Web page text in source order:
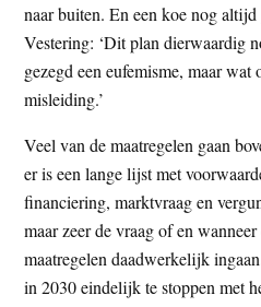
naar buiten. En een koe nog
Vestering: ‘Dit plan dierwaardig
gezegd een eufemisme, maar wat
misleiding.’
Veel van de maatregelen gaan
er is een lange lijst met
financiering, marktvraag en
maar zeer de vraag of en
maatregelen daadwerkelijk
in 2030 eindelijk te stoppen met